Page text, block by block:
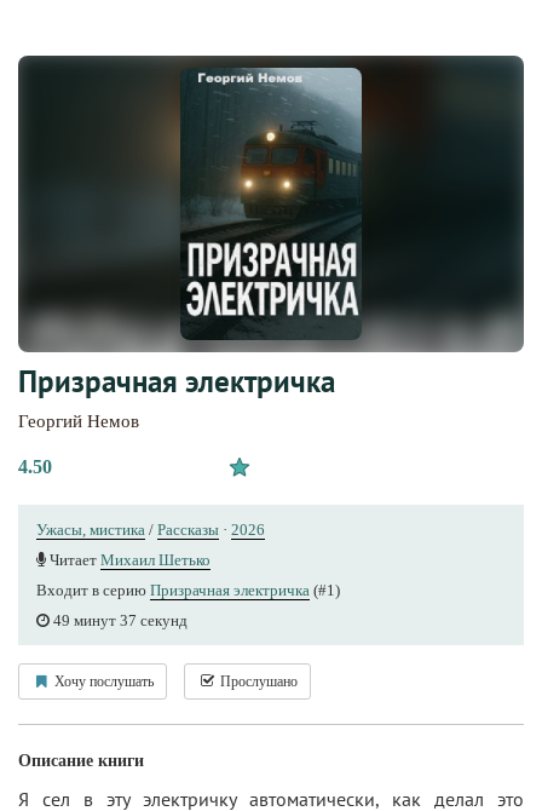
Призрачная электричка
Георгий Немов
4.50
Ужасы, мистика / Рассказы · 2026
Читает Михаил Шетько
Входит в серию Призрачная электричка (#1)
49 минут 37 секунд
Хочу послушать Прослушано
Описание книги
Я сел в эту электричку автоматически, как делал это